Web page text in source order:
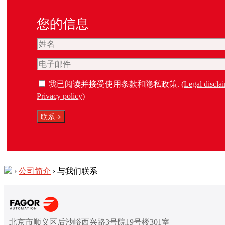
您的信息
我已阅读并接受使用条款和隐私政策. (Legal
Privacy policy)
› 公司简介 › 与我们联系
北京市顺义区后沙峪西兴路3号院19号楼301室